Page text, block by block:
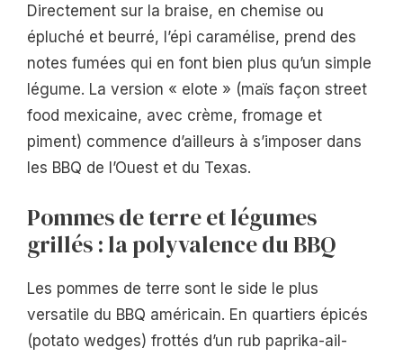
Directement sur la braise, en chemise ou
épluché et beurré, l’épi caramélise, prend des
notes fumées qui en font bien plus qu’un simple
légume. La version « elote » (maïs façon street
food mexicaine, avec crème, fromage et
piment) commence d’ailleurs à s’imposer dans
les BBQ de l’Ouest et du Texas.
Pommes de terre et légumes
grillés : la polyvalence du BBQ
Les pommes de terre sont le side le plus
versatile du BBQ américain. En quartiers épicés
(potato wedges) frottés d’un rub paprika-ail-